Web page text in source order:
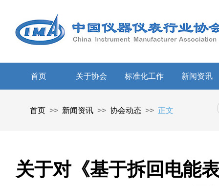
首页 关于协会 标准化工作 新闻资讯
首页 >> 新闻资讯 >> 协会动态 >> 正文
关于对《基于拆回电能